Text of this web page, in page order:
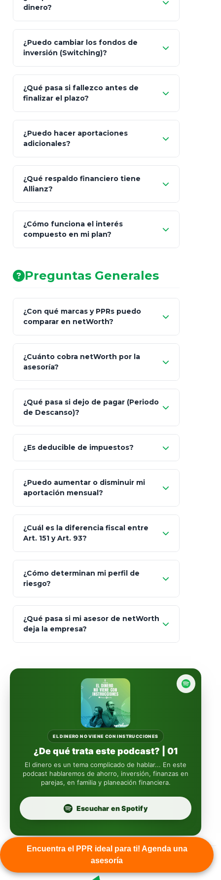
Encuentra el PPR ideal para ti! Agenda una
asesoría
dinero?
inflación), Dólares o Euros
¿Puedo cambiar los fondos de
inversión (Switching)?
"Switching" (cambio de fondos)
¿Qué pasa si fallezco antes de
finalizar el plazo?
100% a tus
beneficiarios designados
¿Puedo hacer aportaciones
adicionales?
¿Qué respaldo financiero tiene
Allianz?
AA (Muy Fuerte)
¿Cómo funciona el interés
compuesto en mi plan?
Preguntas Generales
¿Con qué marcas y PPRs puedo
comparar en netWorth?
GNP (Proyecta)
Seguros Monterrey
Skandia (Crea)
MetLife (MetaLife)
Prudential
Fintual
Principal
Sura
Insignia Life
Profuturo
¿Cuánto cobra netWorth por la
asesoría?
¿Qué pasa si dejo de pagar (Periodo
de Descanso)?
¿Es deducible de impuestos?
¿Puedo aumentar o disminuir mi
aportación mensual?
¿Cuál es la diferencia fiscal entre
Art. 151 y Art. 93?
Art.
93
totalmente
libres de impuestos
¿Cómo determinan mi perfil de
riesgo?
¿Qué pasa si mi asesor de netWorth
deja la empresa?
automáticamente
EL DINERO NO VIENE CON INSTRUCCIONES
¿De qué trata este podcast? | 01
El dinero es un tema complicado de hablar... En este
podcast hablaremos de ahorro, inversión, finanzas en
parejas, en familia y planeación financiera.
Escuchar en Spotify